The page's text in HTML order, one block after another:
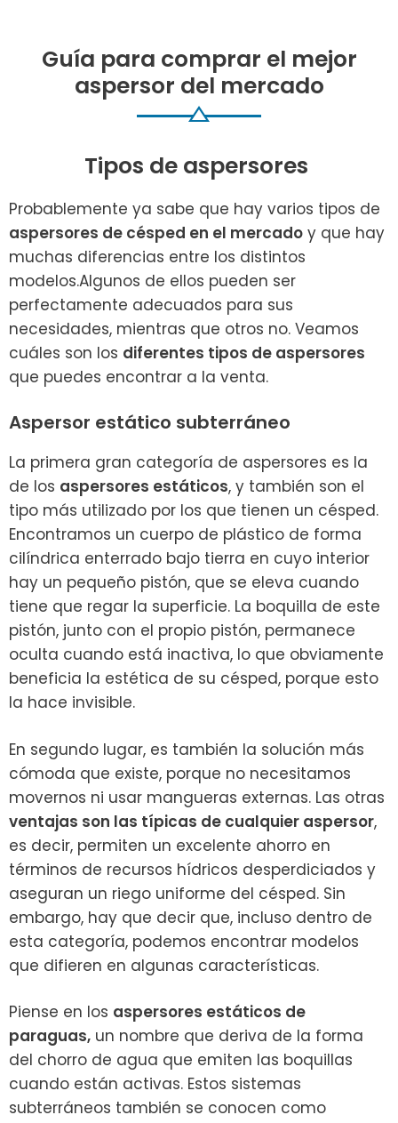
Guía para comprar el mejor
aspersor del mercado
Tipos de aspersores
Probablemente ya sabe que hay varios tipos de
aspersores de césped en el mercado y que hay
muchas diferencias entre los distintos
modelos.Algunos de ellos pueden ser
perfectamente adecuados para sus
necesidades, mientras que otros no. Veamos
cuáles son los diferentes tipos de aspersores
que puedes encontrar a la venta.
Aspersor estático subterráneo
La primera gran categoría de aspersores es la
de los aspersores estáticos, y también son el
tipo más utilizado por los que tienen un césped.
Encontramos un cuerpo de plástico de forma
cilíndrica enterrado bajo tierra en cuyo interior
hay un pequeño pistón, que se eleva cuando
tiene que regar la superficie. La boquilla de este
pistón, junto con el propio pistón, permanece
oculta cuando está inactiva, lo que obviamente
beneficia la estética de su césped, porque esto
la hace invisible.
En segundo lugar, es también la solución más
cómoda que existe, porque no necesitamos
movernos ni usar mangueras externas. Las otras
ventajas son las típicas de cualquier aspersor,
es decir, permiten un excelente ahorro en
términos de recursos hídricos desperdiciados y
aseguran un riego uniforme del césped. Sin
embargo, hay que decir que, incluso dentro de
esta categoría, podemos encontrar modelos
que difieren en algunas características.
Piense en los aspersores estáticos de
paraguas, un nombre que deriva de la forma
del chorro de agua que emiten las boquillas
cuando están activas. Estos sistemas
subterráneos también se conocen como